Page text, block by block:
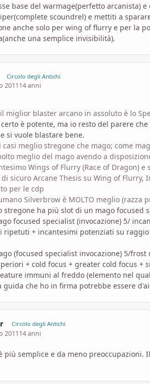
base del warmage(perfetto arcanista)
scoundrel) e mettiti a
anche solo per wing of flurry e per la
una semplice invisibilità).
Circolo degli Antichi
201114 anni
miglior blaster arcano in assoluto è lo
è potente, ma io resto del parere
si vuole blastare bene.
meglio stregone che mago; come
meglio del mago avendo a
Wings of Flurry (Race of Dragon) e
sicuro Arcane Thesis su Wing of
per le cdp
Silverbrow è MOLTO meglio (razza
stregone ha più slot di un mago focused
focused specialist (invocazione) 5/
ripetuti + incantesimi potenziati su
(focused specialist invocazione) 5/
+ cold focus + greater cold focus
immuni al freddo (elemento nel
guida che ho in firma potrebbe essere
Circolo degli Antichi
201114 anni
più semplice e da meno